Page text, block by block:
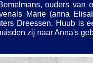
ouders van
Marie (anna
Dreessen. Huub is
zij naar Anna's